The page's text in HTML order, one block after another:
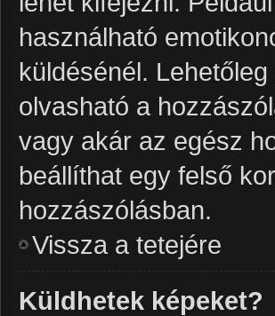
használható
küldésénél.
olvasható a
vagy akár az egész
beállíthat egy felső
hozzászólásban.
Vissza a tetejére
Küldhetek képeket?